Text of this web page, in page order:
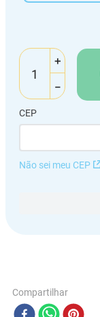
＋
－
CEP
Não sei meu CEP
Compartilhar